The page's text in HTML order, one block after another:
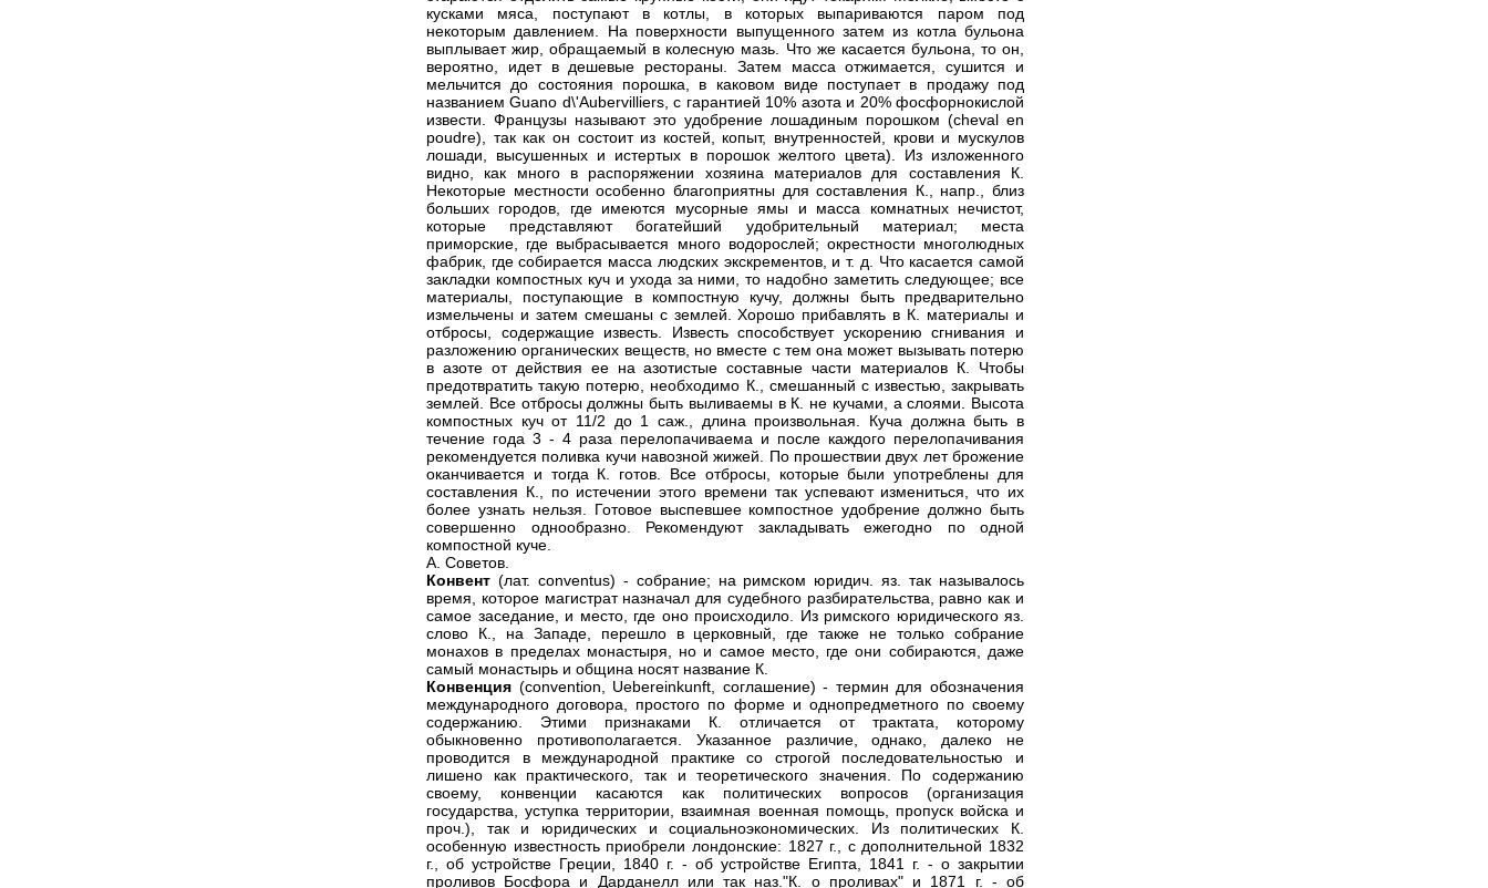
кусками мяса, поступают в котлы, в которых выпариваются паром под
некоторым давлением. На поверхности выпущенного затем из котла бульона
выплывает жир, обращаемый в колесную мазь. Что же касается бульона, то он,
вероятно, идет в дешевые рестораны. Затем масса отжимается, сушится и
мельчится до состояния порошка, в каковом виде поступает в продажу под
названием Guano d\'Aubervilliers, с гарантией 10% азота и 20% фосфорнокислой
извести. Французы называют это удобрение лошадиным порошком (cheval en
poudre), так как он состоит из костей, копыт, внутренностей, крови и мускулов
лошади, высушенных и истертых в порошок желтого цвета). Из изложенного
видно, как много в распоряжении хозяина материалов для составления К.
Некоторые местности особенно благоприятны для составления К., напр., близ
больших городов, где имеются мусорные ямы и масса комнатных нечистот,
которые представляют богатейший удобрительный материал; места
приморские, где выбрасывается много водорослей; окрестности многолюдных
фабрик, где собирается масса людских экскрементов, и т. д. Что касается самой
закладки компостных куч и ухода за ними, то надобно заметить следующее; все
материалы, поступающие в компостную кучу, должны быть предварительно
измельчены и затем смешаны с землей. Хорошо прибавлять в К. материалы и
отбросы, содержащие известь. Известь способствует ускорению сгнивания и
разложению органических веществ, но вместе с тем она может вызывать потерю
в азоте от действия ее на азотистые составные части материалов К. Чтобы
предотвратить такую потерю, необходимо К., смешанный с известью, закрывать
землей. Все отбросы должны быть выливаемы в К. не кучами, а слоями. Высота
компостных куч от 11/2 до 1 саж., длина произвольная. Куча должна быть в
течение года 3 - 4 раза перелопачиваема и после каждого перелопачивания
рекомендуется поливка кучи навозной жижей. По прошествии двух лет брожение
оканчивается и тогда К. готов. Все отбросы, которые были употреблены для
составления К., по истечении этого времени так успевают измениться, что их
более узнать нельзя. Готовое выспевшее компостное удобрение должно быть
совершенно однообразно. Рекомендуют закладывать ежегодно по одной
компостной куче.
А. Советов.
Конвент (лат. conventus) - собрание; на римском юридич. яз. так называлось
время, которое магистрат назначал для судебного разбирательства, равно как и
самое заседаниe, и место, где оно происходило. Из римского юридического яз.
слово К., на Западе, перешло в церковный, где также не только собрание
монахов в пределах монастыря, но и самое место, где они собираются, даже
самый монастырь и община носят название К.
Конвенция (convention, Uebereinkunft, соглашение) - термин для обозначения
международного договора, простого по форме и однопредметного по своему
содержанию. Этими признаками К. отличается от трактата, которому
обыкновенно противополагается. Указанное различие, однако, далеко не
проводится в международной практике со строгой последовательностью и
лишено как практического, так и теоретического значения. По содержанию
своему, конвенции касаются как политических вопросов (организация
государства, уступка территории, взаимная военная помощь, пропуск войска и
проч.), так и юридических и социальноэкономических. Из политических К.
особенную известность приобрели лондонские: 1827 г., с дополнительной 1832
г., об устройстве Греции, 1840 г. - об устройстве Египта, 1841 г. - о закрытии
проливов Босфора и Дарданелл или так наз."К. о проливах" и 1871 г. - об